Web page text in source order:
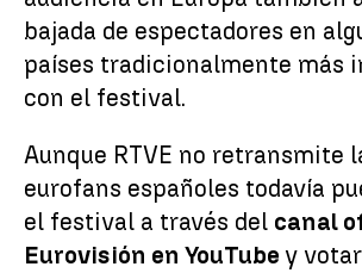
bajada de espectadores en
países tradicionalmente más
con el festival.
Aunque RTVE no retransmite
eurofans españoles todavía
el festival a través del canal
Eurovisión en YouTube y